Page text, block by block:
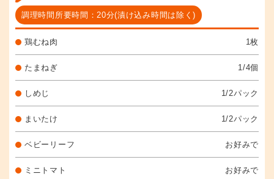
調理時間所要時間：20分(漬け込み時間は除く)
鶏むね肉 1枚
たまねぎ 1/4個
しめじ 1/2パック
まいたけ 1/2パック
ベビーリーフ お好みで
ミニトマト お好みで